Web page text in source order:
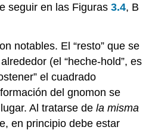
seguir en las Figuras3.4, B
notables. El “resto” que se
(el “heche-hold”, es
el cuadrado
del gnomon se
Al tratarse dela misma
en principio debe estar